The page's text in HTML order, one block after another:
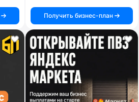
Получить бизнес-план